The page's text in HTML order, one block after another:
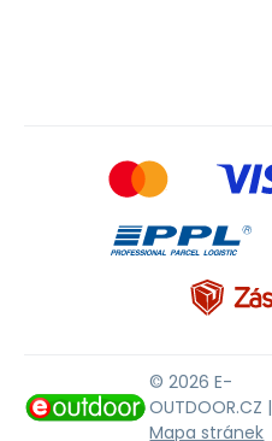
© 2026 E-
OUTDOOR.CZ |
Mapa stránek